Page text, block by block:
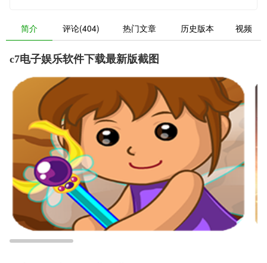
简介 评论(404) 热门文章 历史版本 视频
c7电子娱乐软件下载最新版截图